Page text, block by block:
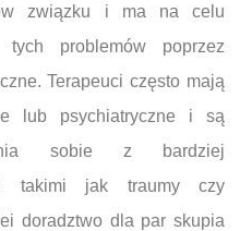
związku i ma na celu
problemów poprzez
Terapeuci często mają
lub psychiatryczne i są
sobie z bardziej
takimi jak traumy czy
doradztwo dla par skupia